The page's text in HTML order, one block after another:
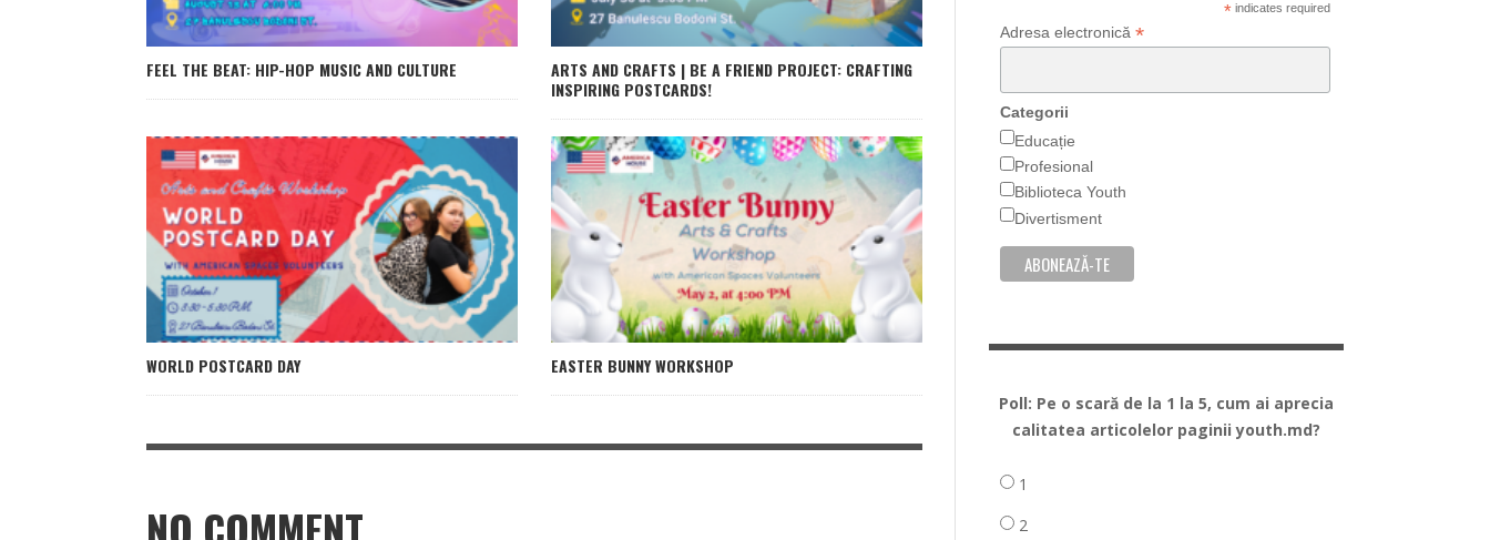
FEEL THE BEAT: HIP-HOP MUSIC AND CULTURE
ARTS AND CRAFTS | BE A FRIEND PROJECT: CRAFTING
INSPIRING POSTCARDS!
WORLD POSTCARD DAY EASTER BUNNY WORKSHOP
*indicates required
Adresa electronică *
Categorii
Educație
Profesional
Biblioteca Youth
Divertisment
Poll: Pe o scară de la 1 la 5, cum ai aprecia
calitatea articolelor paginii youth.md?
1
2